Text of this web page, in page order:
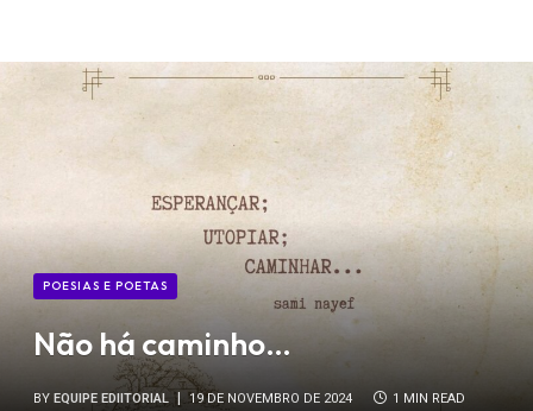
POESIAS E POETAS
Não há caminho…
BY EQUIPE EDIITORIAL 19 DE NOVEMBRO DE 2024 1 MIN READ